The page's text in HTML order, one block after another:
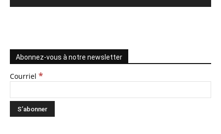
Abonnez-vous à notre newsletter
Courriel *